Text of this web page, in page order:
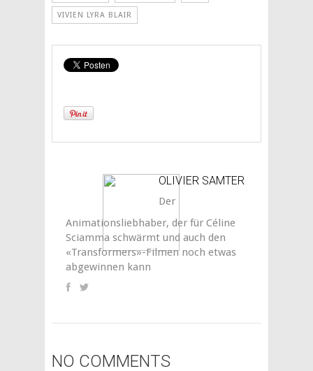
VIVIEN LYRA BLAIR
OLIVIER SAMTER
Der
Animationsliebhaber, der für Céline
Sciamma schwärmt und auch den
«Transformers»-Filmen noch etwas
abgewinnen kann
NO COMMENTS